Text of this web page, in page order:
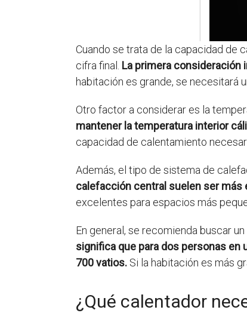
Cuando se trata de la capacidad de
cifra final. La primera consideración
habitación es grande, se necesitará
Otro factor a considerar es la
mantener la temperatura interior
capacidad de calentamiento
Además, el tipo de sistema de
calefacción central suelen ser
excelentes para espacios más
En general, se recomienda buscar
significa que para dos personas en
700 vatios. Si la habitación es más
¿Qué calentador